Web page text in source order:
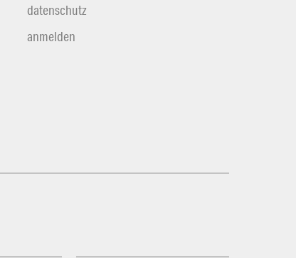
datenschutz
anmelden